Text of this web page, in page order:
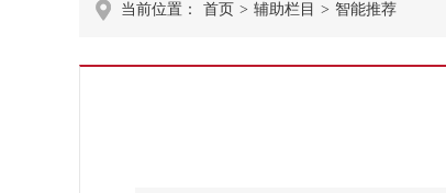
当前位置： 首页 > 辅助栏目 > 智能推荐